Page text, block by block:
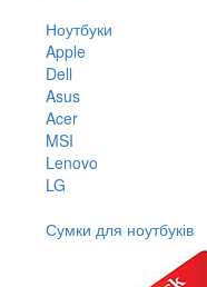
Ноутбуки
Apple
Dell
Asus
Acer
MSI
Lenovo
LG
Сумки для ноутбуків